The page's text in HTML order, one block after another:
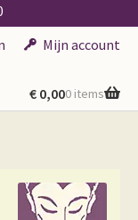
Mijn account
€ 0,000 items